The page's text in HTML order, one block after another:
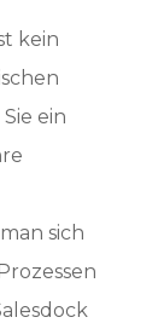
kein
ein
sich